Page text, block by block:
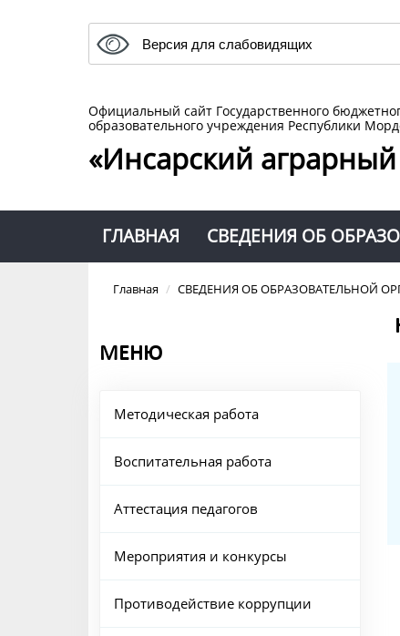
Версия для слабовидящих
Официальный сайт Государственного
образовательного учреждения Республики
«Инсарский
ГЛАВНАЯ СВЕДЕНИЯ ОБ
Главная / СВЕДЕНИЯ ОБ ОБРАЗОВАТЕЛЬНОЙ
МЕНЮ
Методическая работа
Воспитательная работа
Аттестация педагогов
Мероприятия и конкурсы
Противодействие коррупции